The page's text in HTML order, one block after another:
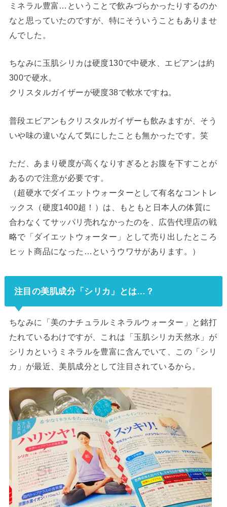
ミネラル豊富…ということで飲みづらかったりするのか
なと思っていたのですが、特にそういうこともありませ
んでした。
ちなみに玉肌シリカは硬度130で中硬水、エビアンは約
300で硬水。
クリスタルガイザーが硬度38で軟水ですね。
普段エビアンもクリスタルガイザーも飲みますが、そう
いや味の違いなんて気にしたことも無かったです。笑
ただ、あまり硬度が高くなりすぎるとお腹を下すことが
あるので注意が必要です。
（超硬水でダイエットウォーターとして有名なコントレ
ックス（硬度1400超！）は、もともと日本人の体質に
合わなくてサッパリ売れなかったのを、広告代理店の戦
略で「ダイエットウォーター」として売り出したところ
ヒット商品になった…というウワサがあります。）
注目の美肌成分「シリカ」とは…？
ちなみに「美のナチュラルミネラルウォーター」と銘打
たれているわけですが、これは「玉肌シリカ天然水」が
シリカというミネラルを豊富に含んでいて、この「シリ
カ」が最近、美肌成分として注目されているから。